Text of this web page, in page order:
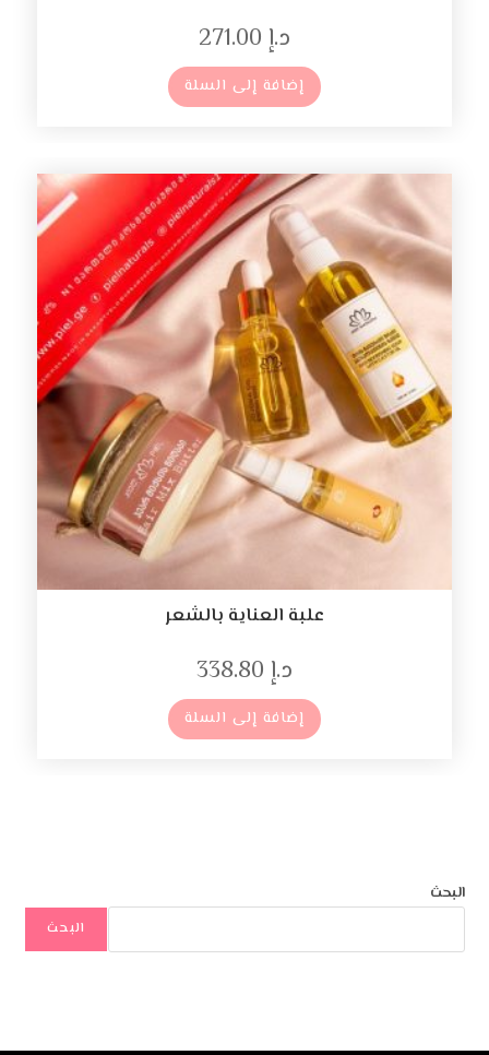
د.إ
إضافة إلى السلة
علبة العناية بالشعر
د.إ
إضافة إلى السلة
البحث
البحث